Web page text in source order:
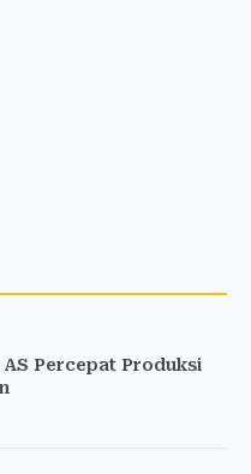
Percepat Produksi